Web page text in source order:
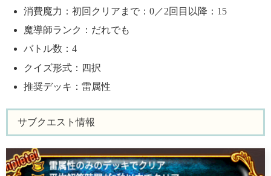
消費魔力：初回クリアまで：0／2回目以降：15
魔導師ランク：だれでも
バトル数：4
クイズ形式：四択
推奨デッキ：雷属性
サブクエスト情報